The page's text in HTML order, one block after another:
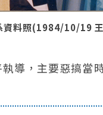
資料照(1984/10/19
導，主要惡搞當